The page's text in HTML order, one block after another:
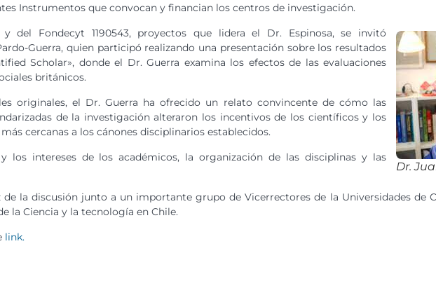
Instrumentos que convocan y financian los centros de investigación.
Dr.
del Fondecyt 1190543, proyectos que lidera el Dr. Espinosa, se invitó
Guerra, quien participó realizando una presentación sobre los resultados
Scholar», donde el Dr. Guerra examina los efectos de las evaluaciones
británicos.
originales, el Dr. Guerra ha ofrecido un relato convincente de cómo las
de la investigación alteraron los incentivos de los científicos y los
cercanas a los cánones disciplinarios establecidos.
los intereses de los académicos, la organización de las disciplinas y las
la discusión junto a un importante grupo de Vicerrectores de la Universidades de
la Ciencia y la tecnología en Chile.
link.